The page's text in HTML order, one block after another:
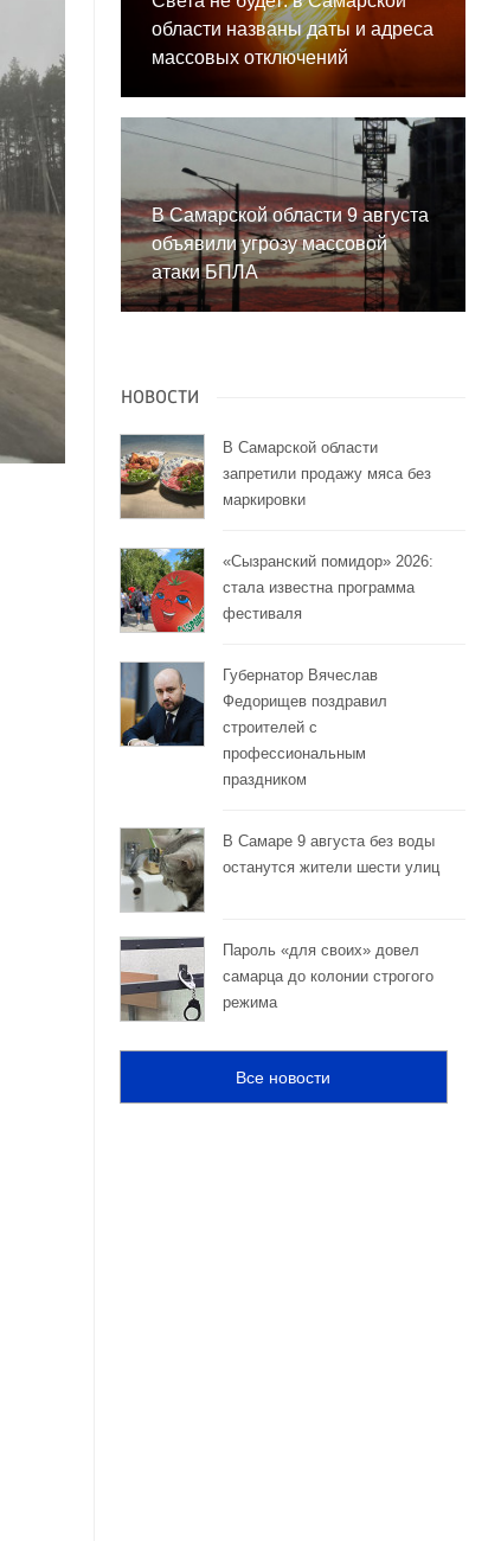
области названы даты и адреса
массовых отключений
В Самарской области 9 августа
объявили угрозу массовой
атаки БПЛА
НОВОСТИ
В Самарской области
запретили продажу мяса без
маркировки
«Сызранский помидор» 2026:
стала известна программа
фестиваля
Губернатор Вячеслав
Федорищев поздравил
строителей с
профессиональным
праздником
В Самаре 9 августа без воды
останутся жители шести улиц
Пароль «для своих» довел
самарца до колонии строгого
режима
Все новости